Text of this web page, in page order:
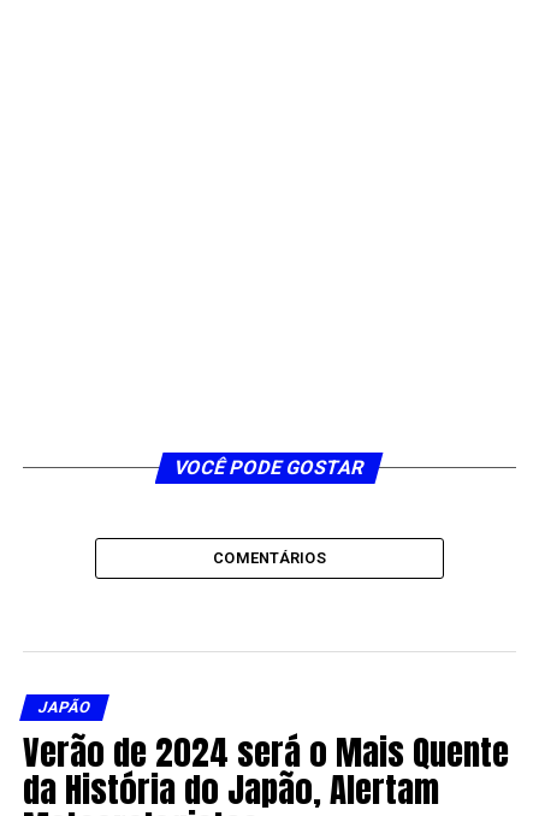
VOCÊ PODE GOSTAR
COMENTÁRIOS
JAPÃO
Verão de 2024 será o Mais Quente
da História do Japão, Alertam